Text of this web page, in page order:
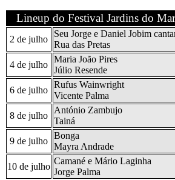
Lineup do Festival Jardins do
2 de julho
Seu Jorge e Daniel Jobim
Rua das Pretas
4 de julho
Maria João Pires
Júlio Resende
6 de julho
Rufus Wainwright
Vicente Palma
8 de julho
António Zambujo
Tainá
9 de julho
Bonga
Mayra Andrade
10 de julho
Camané e Mário Laginha
Jorge Palma